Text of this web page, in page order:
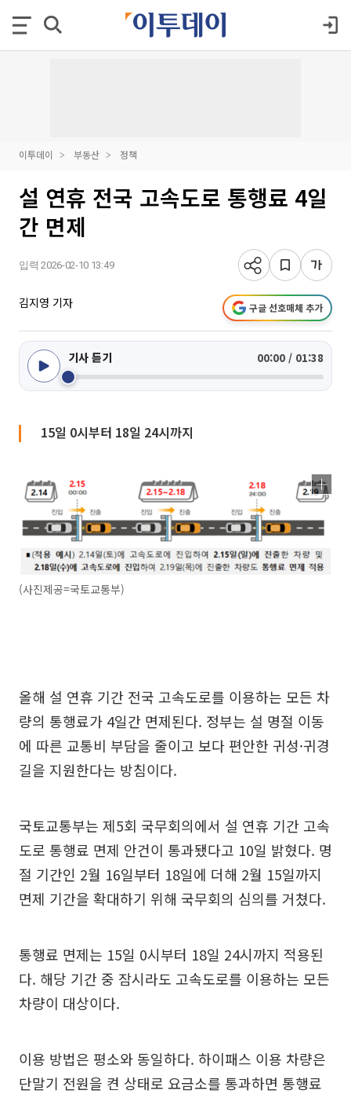
이투데이 부동산 정책
설 연휴 전국 고속도로 통행료 4일
간 면제
입력 2026-02-10 13:49
김지영 기자 구글 선호매체 추가
기사 듣기 00:00 / 01:38
15일 0시부터 18일 24시까지
(사진제공=국토교통부)
올해 설 연휴 기간 전국 고속도로를 이용하는 모든 차
량의 통행료가 4일간 면제된다. 정부는 설 명절 이동
에 따른 교통비 부담을 줄이고 보다 편안한 귀성·귀경
길을 지원한다는 방침이다.
국토교통부는 제5회 국무회의에서 설 연휴 기간 고속
도로 통행료 면제 안건이 통과됐다고 10일 밝혔다. 명
절 기간인 2월 16일부터 18일에 더해 2월 15일까지
면제 기간을 확대하기 위해 국무회의 심의를 거쳤다.
통행료 면제는 15일 0시부터 18일 24시까지 적용된
다. 해당 기간 중 잠시라도 고속도로를 이용하는 모든
차량이 대상이다.
이용 방법은 평소와 동일하다. 하이패스 이용 차량은
단말기 전원을 켠 상태로 요금소를 통과하면 통행료